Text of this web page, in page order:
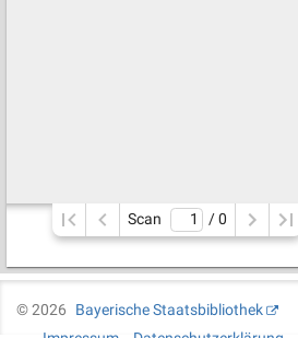
Scan / 0
©2026
Bayerische Staatsbibliothek